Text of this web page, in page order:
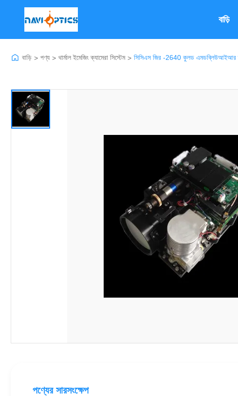
বাড়ি
বাড়ি > পণ্য > থার্মাল ইমেজিং ক্যামেরা সিস্টেম > সিসিএস জির -2640 কুলড এমডব্লিউআইআর
পণ্যের সারসংক্ষেপ